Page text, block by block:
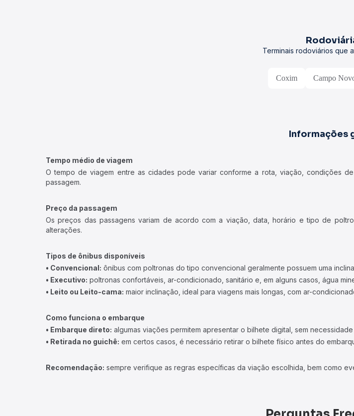
Terminais rodoviários que
Coxim Campo
Informações
Tempo médio de viagem
O tempo de viagem entre as cidades pode variar conforme a rota, viação, condições
passagem.
Preço da passagem
Os preços das passagens variam de acordo com a viação, data, horário e tipo de
alterações.
Tipos de ônibus disponíveis
• Convencional: ônibus com poltronas do tipo convencional geralmente possuem uma
• Executivo: poltronas confortáveis, ar-condicionado, sanitário e, em alguns casos, água
• Leito ou Leito-cama: maior inclinação, ideal para viagens mais longas, com ar-
Como funciona o embarque
• Embarque direto: algumas viações permitem apresentar o bilhete digital, sem
• Retirada no guichê: em certos casos, é necessário retirar o bilhete físico antes do
Recomendação: sempre verifique as regras específicas da viação escolhida, bem como